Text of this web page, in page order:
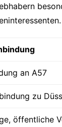
an A57
zu
öffentliche